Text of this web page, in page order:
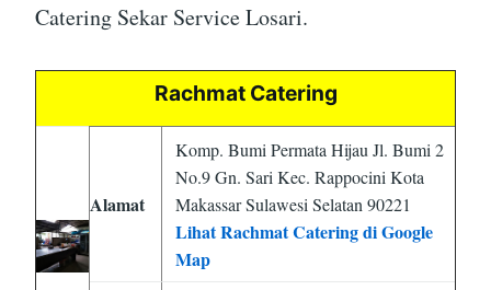
Catering Sekar Service Losari.
Rachmat Catering
Alamat
Komp. Bumi Permata Hijau Jl. Bumi 2
No.9 Gn. Sari Kec. Rappocini Kota
Makassar Sulawesi Selatan 90221
Lihat Rachmat Catering di Google
Map